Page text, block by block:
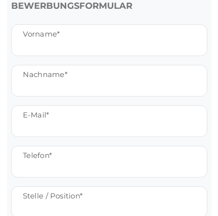
BEWERBUNGSFORMULAR
Vorname
Nachname
E-Mail
Telefon
Stelle / Position